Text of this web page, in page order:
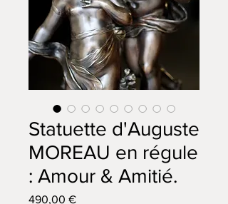
Statuette d'Auguste
MOREAU en régule
: Amour & Amitié.
490,00 €Prix